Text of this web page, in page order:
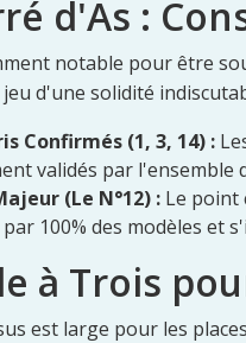
d'As :
notable pour être
d'une solidité
Confirmés (1, 3, 14) :
validés par l'ensemble
(Le N°12) : Le point
100% des modèles et
à Trois
est large pour les